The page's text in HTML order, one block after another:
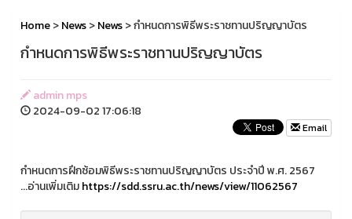
Home>News>News> กำหนดการพิธีพระราชทานปริญญาบัตร
กำหนดการพิธีพระราชทานปริญญาบัตร
admin mps
2024-09-02 17:06:18
Email
กำหนดการฝึกซ้อมพิธีพระราชทานปริญญาบัตร ประจำปี พ.ศ. 2567
...อ่านเพิ่มเติมhttps://sdd.ssru.ac.th/news/view/11062567